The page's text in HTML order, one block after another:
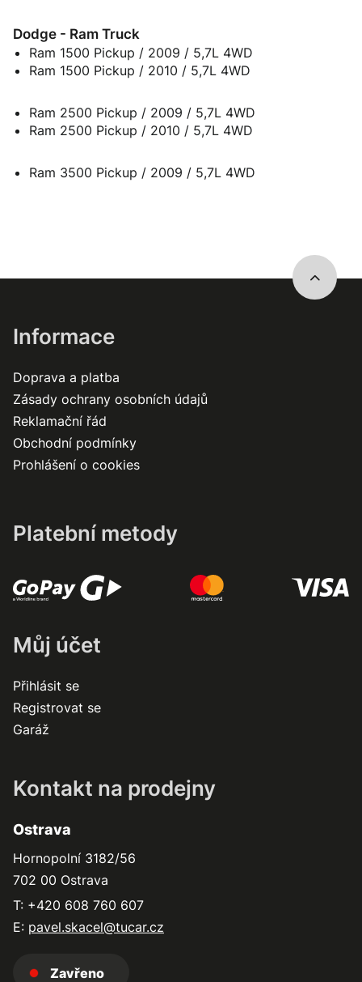
Dodge - Ram Truck
Ram 1500 Pickup / 2009 / 5,7L 4WD
Ram 1500 Pickup / 2010 / 5,7L 4WD
Ram 2500 Pickup / 2009 / 5,7L 4WD
Ram 2500 Pickup / 2010 / 5,7L 4WD
Ram 3500 Pickup / 2009 / 5,7L 4WD
Informace
Doprava a platba
Zásady ochrany osobních údajů
Reklamační řád
Obchodní podmínky
Prohlášení o cookies
Platební metody
Můj účet
Přihlásit se
Registrovat se
Garáž
Kontakt na prodejny
Ostrava
Hornopolní 3182/56
702 00 Ostrava
T: +420 608 760 607
E: pavel.skacel@tucar.cz
Zavřeno